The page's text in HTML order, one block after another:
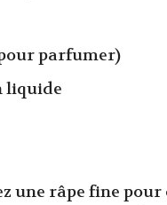
parfumer)
liquide
une râpe fine